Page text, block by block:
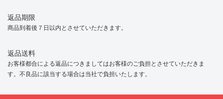
返品期限
商品到着後７日以内とさせていただきます。
返品送料
お客様都合による返品につきましてはお客様のご負担とさせていただきま
す。不良品に該当する場合は当社で負担いたします。